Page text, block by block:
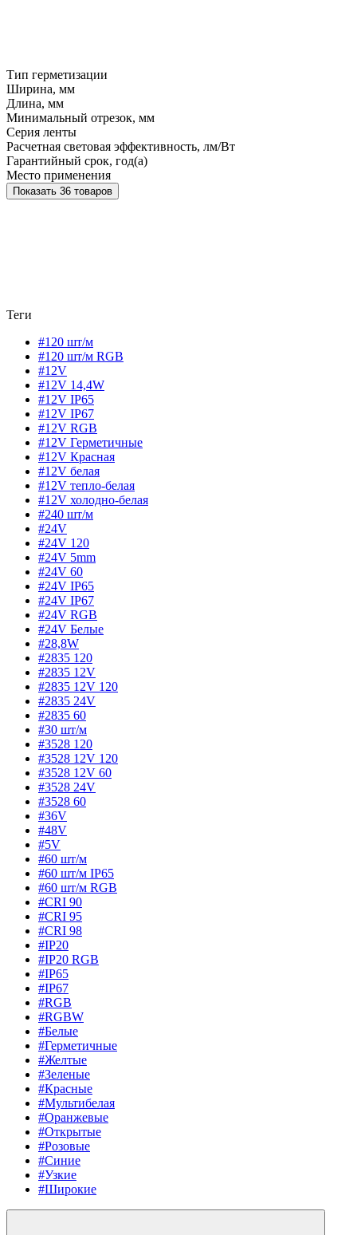
Тип герметизации
Ширина, мм
Длина, мм
Минимальный отрезок, мм
Серия ленты
Расчетная световая эффективность, лм/Вт
Гарантийный срок, год(а)
Место применения
Показать 36 товаров
Теги
#120 шт/м
#120 шт/м RGB
#12V
#12V 14,4W
#12V IP65
#12V IP67
#12V RGB
#12V Герметичные
#12V Красная
#12V белая
#12V тепло-белая
#12V холодно-белая
#240 шт/м
#24V
#24V 120
#24V 5mm
#24V 60
#24V IP65
#24V IP67
#24V RGB
#24V Белые
#28,8W
#2835 120
#2835 12V
#2835 12V 120
#2835 24V
#2835 60
#30 шт/м
#3528 120
#3528 12V 120
#3528 12V 60
#3528 24V
#3528 60
#36V
#48V
#5V
#60 шт/м
#60 шт/м IP65
#60 шт/м RGB
#CRI 90
#CRI 95
#CRI 98
#IP20
#IP20 RGB
#IP65
#IP67
#RGB
#RGBW
#Белые
#Герметичные
#Желтые
#Зеленые
#Красные
#Мультибелая
#Оранжевые
#Открытые
#Розовые
#Синие
#Узкие
#Широкие